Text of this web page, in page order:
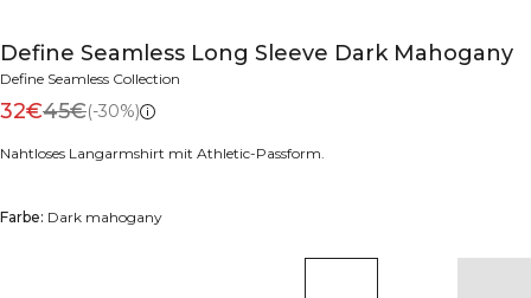
Define Seamless Long Sleeve Dark Mahogany
Define Seamless Collection
32€45€(-30%)
Nahtloses Langarmshirt mit Athletic-Passform.
Farbe: Dark mahogany